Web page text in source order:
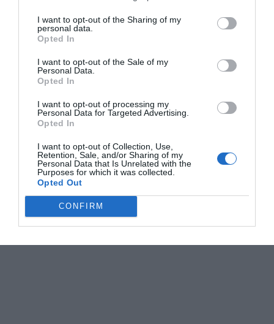
I want to opt-out of the Sharing of my
personal data.
Opted In
I want to opt-out of the Sale of my
Personal Data.
Opted In
I want to opt-out of processing my
Personal Data for Targeted Advertising.
Opted In
I want to opt-out of Collection, Use,
Retention, Sale, and/or Sharing of my
Personal Data that Is Unrelated with the
Purposes for which it was collected.
Opted Out
CONFIRM